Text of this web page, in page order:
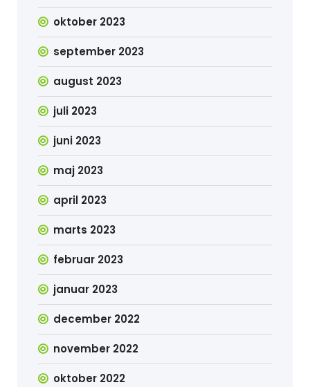
oktober 2023
september 2023
august 2023
juli 2023
juni 2023
maj 2023
april 2023
marts 2023
februar 2023
januar 2023
december 2022
november 2022
oktober 2022